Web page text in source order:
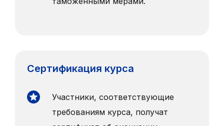
Сертификация курса
Участники, соответствующие
требованиям курса, получат